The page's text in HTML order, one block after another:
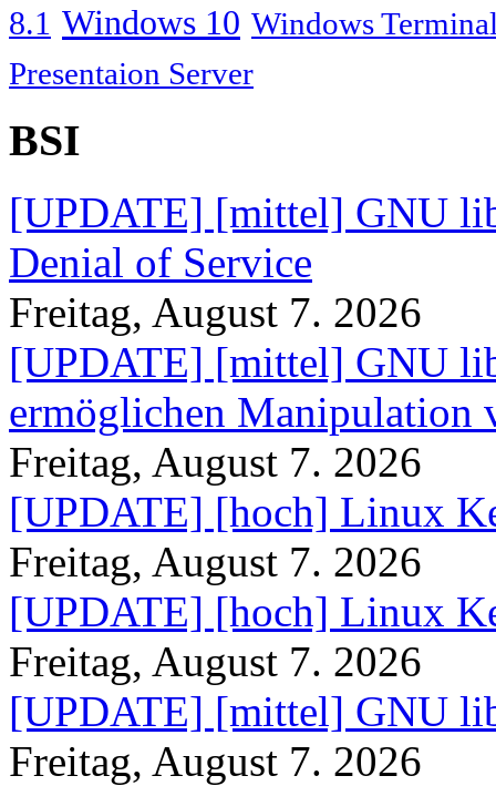
8.1 Windows 10 Windows
Presentaion Server
BSI
[UPDATE] [mittel] GNU
Denial of Service
Freitag, August 7. 2026
[UPDATE] [mittel] GNU
ermöglichen Manipulation
Freitag, August 7. 2026
[UPDATE] [hoch] Linux
Freitag, August 7. 2026
[UPDATE] [hoch] Linux
Freitag, August 7. 2026
[UPDATE] [mittel] GNU
Freitag, August 7. 2026